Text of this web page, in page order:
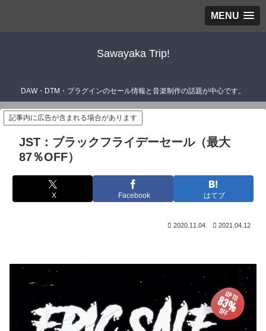
MENU
Sawayaka Trip!
DAW・DTM・プラグインのセール情報と音楽制作の話題が中心です。
記事内に広告が含まれる場合があります
JST：ブラックフライデーセール（最大
87％OFF）
X Facebook はてブ
2020.11.04 2021.04.12